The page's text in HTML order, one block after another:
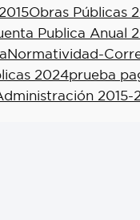
Obras Públicas
Publica Anual
Normatividad-
2024prueba
2015-